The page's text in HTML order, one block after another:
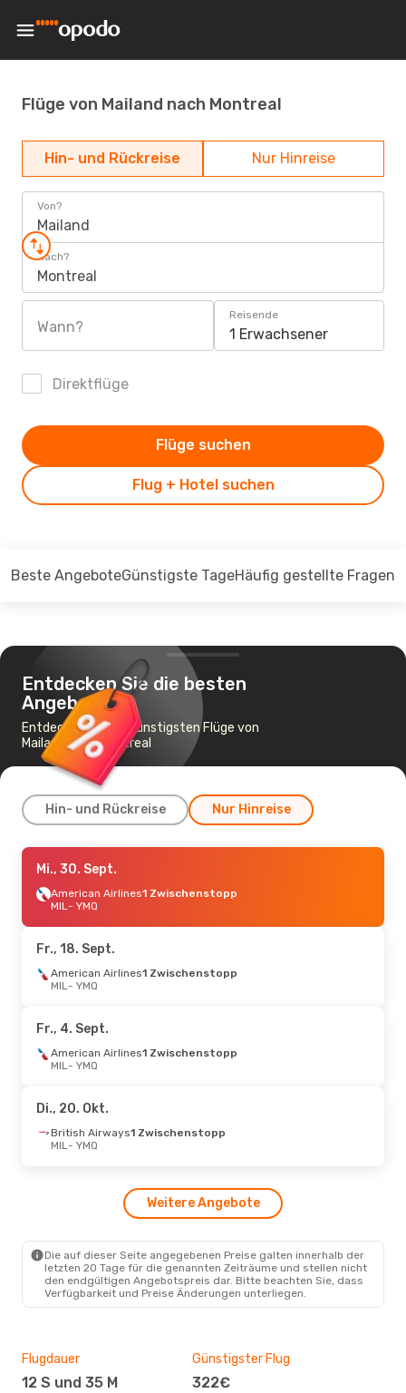
Flüge von Mailand nach Montreal
Hin- und Rückreise Nur Hinreise
Von?
Mailand
Nach?
Montreal
Wann?
Reisende
1 Erwachsener
Direktflüge
Flug + Hotel suchen
Flüge suchen
Beste AngeboteGünstigste TageHäufig gestellte Fragen
Entdecken Sie die besten
Angebote
Entdecken Sie die günstigsten Flüge von
Mailand nach Montreal
Hin- und Rückreise Nur Hinreise
Di., 1. Sept.- Mo., 7. Sept.
Klm Royal Dutch Airlines
1 Zwischenstopp
Klm Royal Dutch Airlines
1 Zwischenstopp
YMQ- MIL
TAP Portugal
MIL - YMQ
TAP Portugal1 Zwischenstopp
YMQ
- MIL
So., 25. Okt.
British Airways1 Zwischenstopp
MIL
- YMQ
British Airways
Mi., 30. Sept.
American Airlines1 Zwischenstopp
MIL- YMQ
Fr., 18. Sept.
American Airlines1 Zwischenstopp
MIL- YMQ
Fr., 4. Sept.
American Airlines1 Zwischenstopp
MIL- YMQ
Di., 20. Okt.
British Airways1 Zwischenstopp
MIL- YMQ
Weitere Angebote
Die auf dieser Seite angegebenen Preise galten innerhalb der
letzten 20 Tage für die genannten Zeiträume und stellen nicht
den endgültigen Angebotspreis dar. Bitte beachten Sie, dass
Verfügbarkeit und Preise Änderungen unterliegen.
Flugdauer
12 S und 35 M
Günstigster Flug
322€